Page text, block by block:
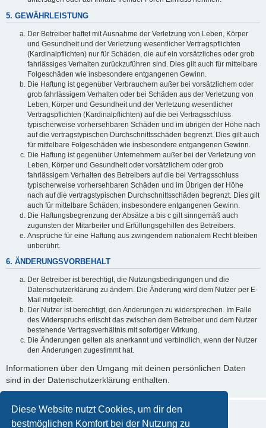
Diese Website nutzt Cookies, um dir den
bestmöglichen Komfort bei der Nutzung zu
5. GEWÄHRLEISTUNG
Der Betreiber haftet mit Ausnahme der Verletzung von Leben, Körper
und Gesundheit und der Verletzung wesentlicher Vertragspflichten
(Kardinalpflichten) nur für Schäden, die auf ein vorsätzliches oder grob
fahrlässiges Verhalten zurückzuführen sind. Dies gilt auch für mittelbare
Folgeschäden wie insbesondere entgangenen Gewinn.
Die Haftung ist gegenüber Verbrauchern außer bei vorsätzlichem oder
grob fahrlässigem Verhalten oder bei Schäden aus der Verletzung von
Leben, Körper und Gesundheit und der Verletzung wesentlicher
Vertragspflichten (Kardinalpflichten) auf die bei Vertragsschluss
typischerweise vorhersehbaren Schäden und im übrigen der Höhe nach
auf die vertragstypischen Durchschnittsschäden begrenzt. Dies gilt auch
für mittelbare Folgeschäden wie insbesondere entgangenen Gewinn.
Die Haftung ist gegenüber Unternehmern außer bei der Verletzung von
Leben, Körper und Gesundheit oder vorsätzlichem oder grob
fahrlässigem Verhalten des Betreibers auf die bei Vertragsschluss
typischerweise vorhersehbaren Schäden und im Übrigen der Höhe
nach auf die vertragstypischen Durchschnittsschäden begrenzt. Dies gilt
auch für mittelbare Schäden, insbesondere entgangenen Gewinn.
Die Haftungsbegrenzung der Absätze a bis c gilt sinngemäß auch
zugunsten der Mitarbeiter und Erfüllungsgehilfen des Betreibers.
Ansprüche für eine Haftung aus zwingendem nationalem Recht bleiben
unberührt.
6. ÄNDERUNGSVORBEHALT
Der Betreiber ist berechtigt, die Nutzungsbedingungen und die
Datenschutzerklärung zu ändern. Die Änderung wird dem Nutzer per E-
Mail mitgeteilt.
Der Nutzer ist berechtigt, den Änderungen zu widersprechen. Im Falle
des Widerspruchs erlischt das zwischen dem Betreiber und dem Nutzer
bestehende Vertragsverhältnis mit sofortiger Wirkung.
Die Änderungen gelten als anerkannt und verbindlich, wenn der Nutzer
den Änderungen zugestimmt hat.
Informationen über den Umgang mit deinen persönlichen Daten
sind in der Datenschutzerklärung enthalten.